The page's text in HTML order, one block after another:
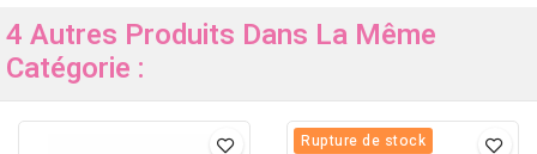
4 Autres Produits Dans La Même
Catégorie :
Rupture de stock